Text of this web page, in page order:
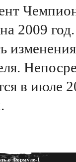
2009
в июле
о Формуле-1